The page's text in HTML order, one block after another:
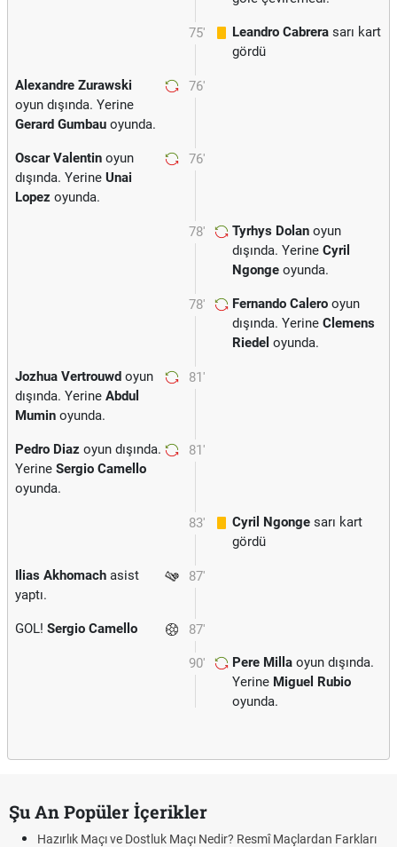
75' Leandro Cabrera sarı kart
gördü
76'
Alexandre Zurawski
oyun dışında. Yerine
Gerard Gumbau oyunda.
76'
Oscar Valentin oyun
dışında. Yerine Unai
Lopez oyunda.
78' Tyrhys Dolan oyun
dışında. Yerine Cyril
Ngonge oyunda.
78' Fernando Calero oyun
dışında. Yerine Clemens
Riedel oyunda.
81'
Jozhua Vertrouwd oyun
dışında. Yerine Abdul
Mumin oyunda.
81'
Pedro Diaz oyun dışında.
Yerine Sergio Camello
oyunda.
83' Cyril Ngonge sarı kart
gördü
87'
Ilias Akhomach asist
yaptı.
87'
GOL! Sergio Camello
90' Pere Milla oyun dışında.
Yerine Miguel Rubio
oyunda.
Şu An Popüler İçerikler
Hazırlık Maçı ve Dostluk Maçı Nedir? Resmî Maçlardan Farkları